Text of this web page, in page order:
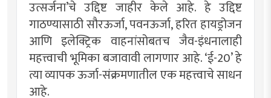
उत्सर्जना‌’चे उद्दिष्ट जाहीर केले आहे. हे उद्दिष्ट
गाठण्यासाठी सौरऊर्जा, पवनऊर्जा, हरित हायड्रोजन
आणि इलेक्ट्रिक वाहनांसोबतच जैव-इंधनालाही
महत्त्वाची भूमिका बजावावी लागणार आहे. ‌‘ई-20‌’ हे
त्या व्यापक ऊर्जा-संक्रमणातील एक महत्त्वाचे साधन
आहे.